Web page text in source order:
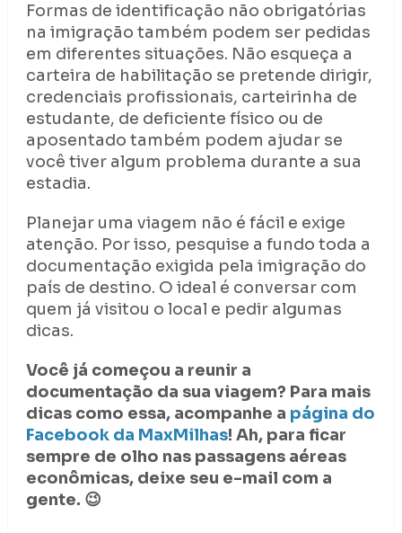
Formas de identificação não obrigatórias
na imigração também podem ser pedidas
em diferentes situações. Não esqueça a
carteira de habilitação se pretende dirigir,
credenciais profissionais, carteirinha de
estudante, de deficiente físico ou de
aposentado também podem ajudar se
você tiver algum problema durante a sua
estadia.
Planejar uma viagem não é fácil e exige
atenção. Por isso, pesquise a fundo toda a
documentação exigida pela imigração do
país de destino. O ideal é conversar com
quem já visitou o local e pedir algumas
dicas.
Você já começou a reunir a
documentação da sua viagem? Para mais
dicas como essa, acompanhe a página do
Facebook da MaxMilhas! Ah, para ficar
sempre de olho nas passagens aéreas
econômicas, deixe seu e-mail com a
gente. 😉